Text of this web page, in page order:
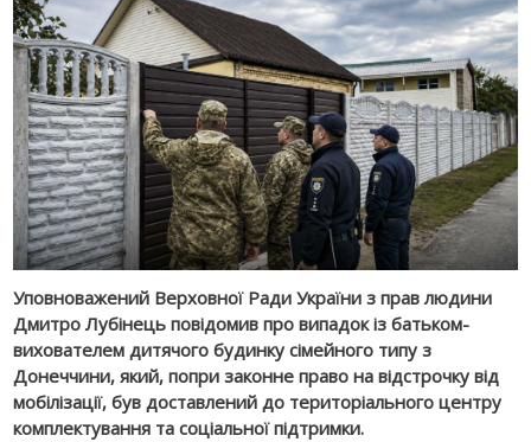
Уповноважений Верховної Ради України з прав людини
Дмитро Лубінець повідомив про випадок із батьком-
вихователем дитячого будинку сімейного типу з
Донеччини, який, попри законне право на відстрочку від
мобілізації, був доставлений до територіального центру
комплектування та соціальної підтримки.